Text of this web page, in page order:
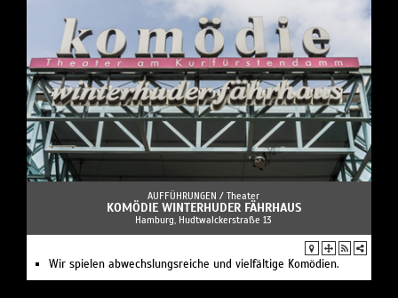
AUFFÜHRUNGEN / Theater
KOMÖDIE WINTERHUDER FÄHRHAUS
Hamburg, Hudtwalckerstraße 13
Wir spielen abwechslungsreiche und vielfältige Komödien.